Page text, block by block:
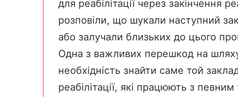
для реабілітації через закінчення
розповіли, що шукали наступний
або залучали близьких до цього
Одна з важливих перешкод на
необхідність знайти саме той
реабілітації, які працюють з